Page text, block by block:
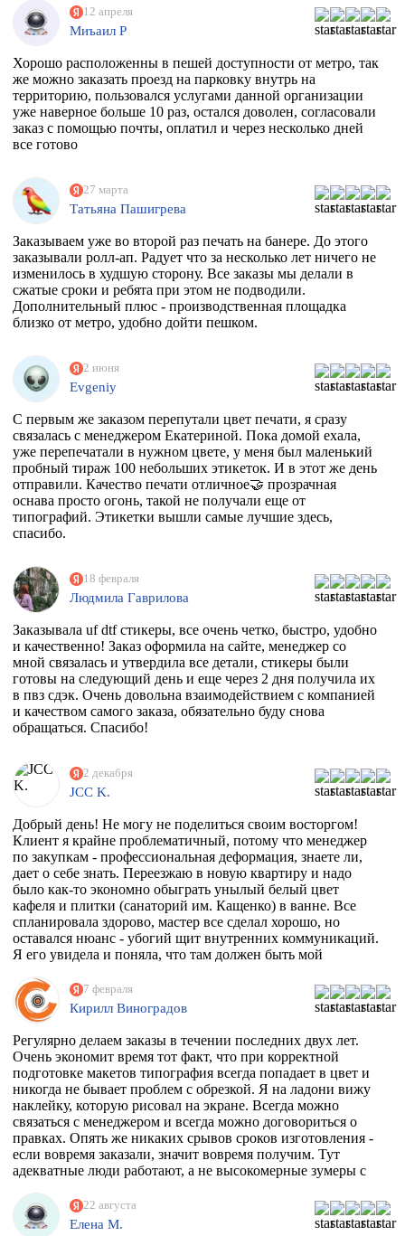
12 апреля
Миъаил Р
Хорошо расположенны в пешей доступности от метро, так
же можно заказать проезд на парковку внутрь на
территорию, пользовался услугами данной организации
уже наверное больше 10 раз, остался доволен, согласовали
заказ с помощью почты, оплатил и через несколько дней
все готово
27 марта
Татьяна Пашигрева
Заказываем уже во второй раз печать на банере. До этого
заказывали ролл-ап. Радует что за несколько лет ничего не
изменилось в худшую сторону. Все заказы мы делали в
сжатые сроки и ребята при этом не подводили.
Дополнительный плюс - производственная площадка
близко от метро, удобно дойти пешком.
2 июня
Evgeniy
С первым же заказом перепутали цвет печати, я сразу
связалась с менеджером Екатериной. Пока домой ехала,
уже перепечатали в нужном цвете, у меня был маленький
пробный тираж 100 небольших этикеток. И в этот же день
отправили. Качество печати отличное🤝 прозрачная
оснава просто огонь, такой не получали еще от
типографий. Этикетки вышли самые лучшие здесь,
спасибо.
18 февраля
Людмила Гаврилова
Заказывала uf dtf стикеры, все очень четко, быстро, удобно
и качественно! Заказ оформила на сайте, менеджер со
мной связалась и утвердила все детали, стикеры были
готовы на следующий день и еще через 2 дня получила их
в пвз сдэк. Очень довольна взаимодействием с компанией
и качеством самого заказа, обязательно буду снова
обращаться. Спасибо!
2 декабря
JCC K.
Добрый день! Не могу не поделиться своим восторгом!
Клиент я крайне проблематичный, потому что менеджер
по закупкам - профессиональная деформация, знаете ли,
дает о себе знать. Переезжаю в новую квартиру и надо
было как-то экономно обыграть унылый белый цвет
кафеля и плитки (санаторий им. Кащенко) в ванне. Все
спланировала здорово, мастер все сделал хорошо, но
оставался нюанс - убогий щит внутренних коммуникаций.
Я его увидела и поняла, что там должен быть мой
фирму, которая может это сделать. Разумеется их нет, в
моем случае, потому что наклейка должна была быть
водостойкая, под мой размер и еще по моему макету,
учитывая, что типографии не работают поштучно))
Перерыла весь инет, разговаривала даже с фирмой из
Ростова, как говорится "и там послали". И тут наткнулась
на эту организацию! Знала, что 100% откажут, но
надежда, как говорится, живее всех живых. Заказ
приняли, менеджер Ярослава всегда была на связи и
отвечала на все вопросы, напечатали наклейку за сутки
после получения макета. Мой визит в типографию
отдельная история - абсолютно потрясающая атмосфера и
люди!!!! Позитив сквозит даже от станков!
РЕКОМЕНДУЮ ВСЕМИ ФИБРАМИ ДУШИ!
7 февраля
Кирилл Виноградов
Регулярно делаем заказы в течении последних двух лет.
Очень экономит время тот факт, что при корректной
подготовке макетов типография всегда попадает в цвет и
никогда не бывает проблем с обрезкой. Я на ладони вижу
наклейку, которую рисовал на экране. Всегда можно
связаться с менеджером и всегда можно договориться о
правках. Опять же никаких срывов сроков изготовления -
если вовремя заказали, значит вовремя получим. Тут
адекватные люди работают, а не высокомерные зумеры с
22 августа
Елена М.